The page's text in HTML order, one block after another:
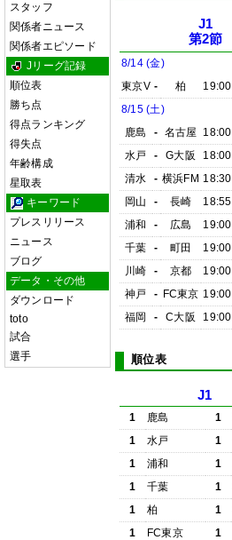
スタッフ
関係者ニュース
関係者エピソード
Jリーグ記録
順位表
勝ち点
得点ランキング
得失点
年齢構成
星取表
キーワード
プレスリリース
ニュース
ブログ
データ・その他
ダウンロード
toto
試合
選手
J1
第2節
8/14 (金)
東京V - 柏 19:00
8/15 (土)
鹿島
- 名古屋 18:00
水戸
- G大阪 18:00
清水
- 横浜FM 18:30
岡山
- 長崎 18:55
浦和
- 広島 19:00
千葉
- 町田 19:00
川崎
- 京都 19:00
神戸
- FC東京 19:00
福岡
- C大阪 19:00
順位表
J1
1 鹿島 1
1
水戸 1
1
浦和 1
1
千葉 1
1
柏 1
1
FC東京 1